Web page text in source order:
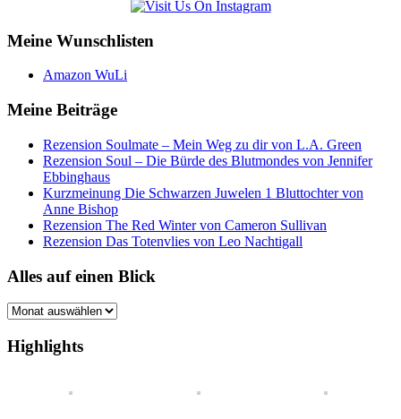
Meine Wunschlisten
Amazon WuLi
Meine Beiträge
Rezension Soulmate – Mein Weg zu dir von L.A. Green
Rezension Soul – Die Bürde des Blutmondes von Jennifer
Ebbinghaus
Kurzmeinung Die Schwarzen Juwelen 1 Bluttochter von
Anne Bishop
Rezension The Red Winter von Cameron Sullivan
Rezension Das Totenvlies von Leo Nachtigall
Alles auf einen Blick
Alles
einen
Blick
Highlights